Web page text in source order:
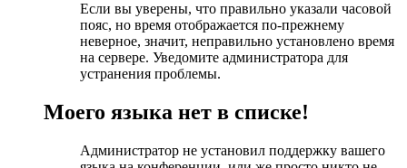
Если вы уверены, что правильно указали часовой
пояс, но время отображается по-прежнему
неверное, значит, неправильно установлено время
на сервере. Уведомите администратора для
устранения проблемы.
Моего языка нет в списке!
Администратор не установил поддержку вашего